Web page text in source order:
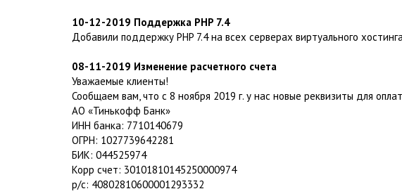
10-12-2019 Поддержка PHP 7.4
Добавили поддержку PHP 7.4 на всех серверах виртуального
08-11-2019 Изменение расчетного счета
Уважаемые клиенты!
Сообщаем вам, что с 8 ноября 2019 г. у нас новые реквизиты для
АО «Тинькофф Банк»
ИНН банка: 7710140679
ОГРН: 1027739642281
БИК: 044525974
Корр счет: 30101810145250000974
р/с: 40802810600001293332